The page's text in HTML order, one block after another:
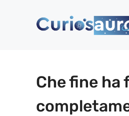
Che fine ha